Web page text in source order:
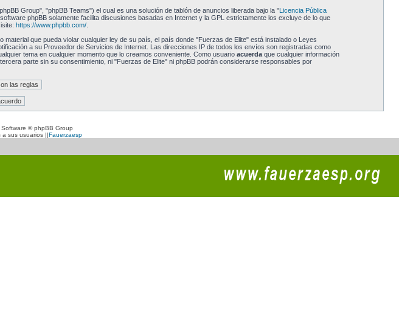
Group", "phpBB Teams") el cual es una solución de tablón de anuncios liberada bajo la "Licencia Pública
phpBB solamente facilita discusiones basadas en Internet y la GPL estrictamente los excluye de lo que
https://www.phpbb.com/.
que pueda violar cualquier ley de su país, el país donde "Fuerzas de Elite" está instalado o Leyes
a su Proveedor de Servicios de Internet. Las direcciones IP de todos los envíos son registradas como
tema en cualquier momento que lo creamos conveniente. Como usuario acuerdaque cualquier información
parte sin su consentimiento, ni "Fuerzas de Elite" ni phpBB podrán considerarse responsables por
© phpBB Group
a sus usuarios ||Fauerzaesp